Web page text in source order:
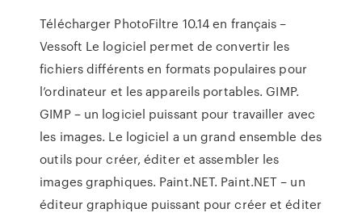
Télécharger PhotoFiltre 10.14 en français –
Vessoft Le logiciel permet de convertir les
fichiers différents en formats populaires pour
l’ordinateur et les appareils portables. GIMP.
GIMP – un logiciel puissant pour travailler avec
les images. Le logiciel a un grand ensemble des
outils pour créer, éditer et assembler les
images graphiques. Paint.NET. Paint.NET – un
éditeur graphique puissant pour créer et éditer